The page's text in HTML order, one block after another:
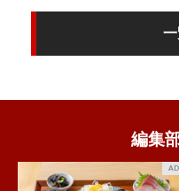
編集
AD